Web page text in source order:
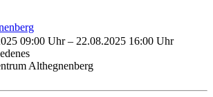
09:00 Uhr– 22.08.2025 16:00 Uhr
Althegnenberg